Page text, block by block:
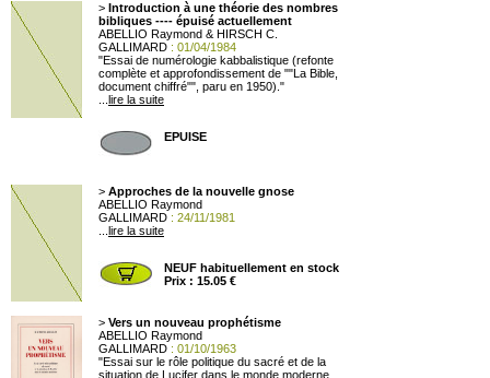
> Introduction à une théorie des nombres
bibliques ---- épuisé actuellement
ABELLIO Raymond & HIRSCH C.
GALLIMARD : 01/04/1984
"Essai de numérologie kabbalistique (refonte
complète et approfondissement de ""La Bible,
document chiffré"", paru en 1950)."
lire la suite
EPUISE
> Approches de la nouvelle gnose
ABELLIO Raymond
GALLIMARD : 24/11/1981
lire la suite
NEUF habituellement en stock
Prix : 15.05 €
> Vers un nouveau prophétisme
ABELLIO Raymond
GALLIMARD : 01/10/1963
"Essai sur le rôle politique du sacré et de la
situation de Lucifer dans le monde moderne